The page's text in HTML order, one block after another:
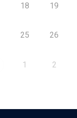
18 19
25 26
1 2